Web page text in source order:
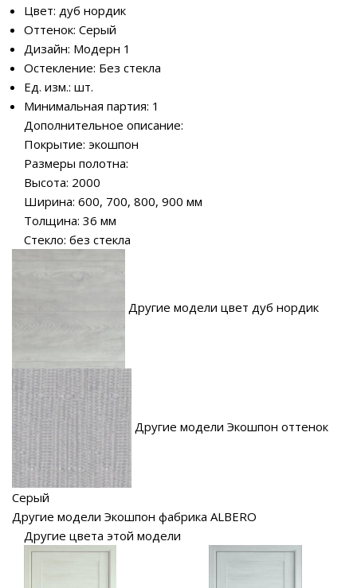
Цвет: дуб нордик
Оттенок: Серый
Дизайн: Модерн 1
Остекление: Без стекла
Ед. изм.: шт.
Минимальная партия: 1
Дополнительное описание:
Покрытие: экошпон
Размеры полотна:
Высота: 2000
Ширина: 600, 700, 800, 900 мм
Толщина: 36 мм
Стекло: без стекла
Другие модели цвет дуб нордик
Другие модели Экошпон оттенок
Серый
Другие модели Экошпон фабрика ALBERO
Другие цвета этой модели